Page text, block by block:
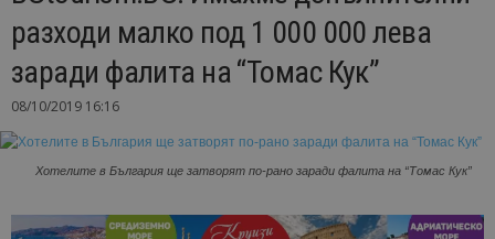
разходи малко под 1 000 000 лева
заради фалита на “Томас Кук”
08/10/2019 16:16
Хотелите в България ще затворят по-рано заради фалита на “Томас Кук”